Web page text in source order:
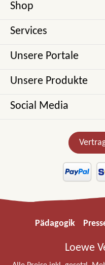
Shop
Services
Unsere Portale
Unsere Produkte
Social Media
Pädagogik
Loewe